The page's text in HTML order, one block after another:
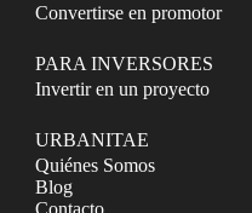
Convertirse en promotor
PARA INVERSORES
Invertir en un proyecto
URBANITAE
Quiénes Somos
Blog
Contacto